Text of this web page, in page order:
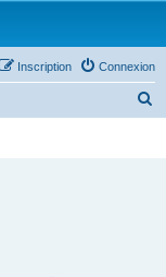
Connexion
Inscription